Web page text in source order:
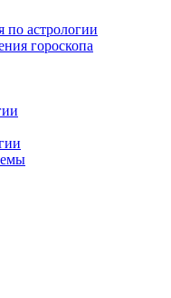
по астрологии
гороскопа